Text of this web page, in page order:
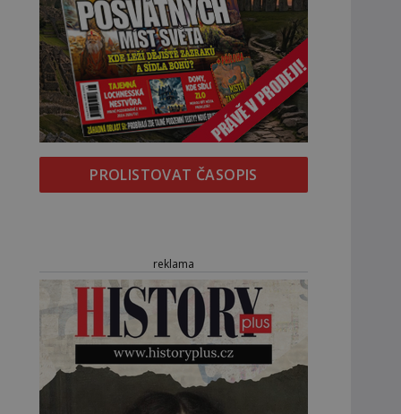
PROLISTOVAT ČASOPIS
reklama